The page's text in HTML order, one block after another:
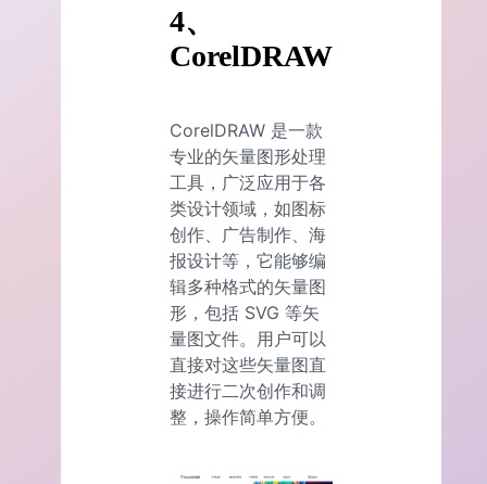
4、
CorelDRAW
CorelDRAW 是一款
专业的矢量图形处理
工具，广泛应用于各
类设计领域，如图标
创作、广告制作、海
报设计等，它能够编
辑多种格式的矢量图
形，包括 SVG 等矢
量图文件。用户可以
直接对这些矢量图直
接进行二次创作和调
整，操作简单方便。